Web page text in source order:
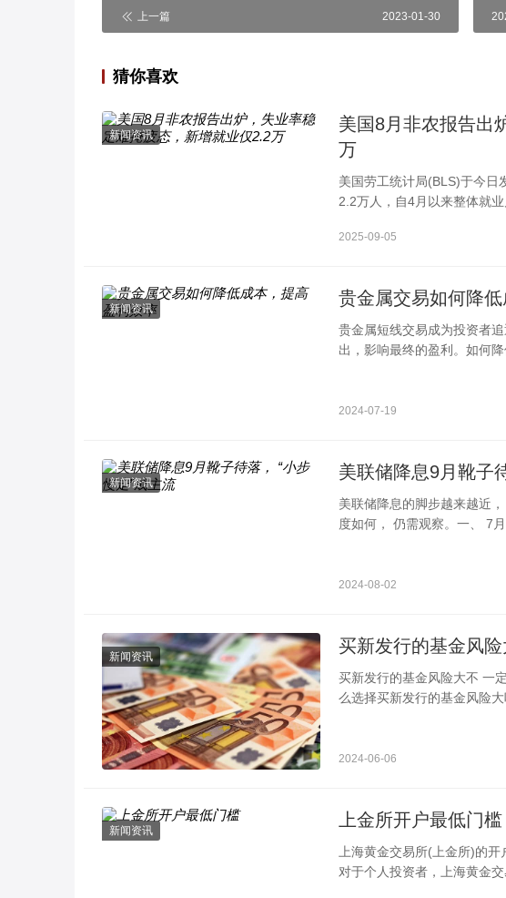
上一篇 2023-01-30
猜你喜欢
新闻资讯
美国8月非农报告出
万
美国劳工统计局(BLS)于今日
2.2万人，自4月以来整体就
2025-09-05
新闻资讯
贵金属交易如何降
贵金属短线交易成为投资者
出，影响最终的盈利。如何
2024-07-19
新闻资讯
美联储降息9月靴子
美联储降息的脚步越来越近
度如何， 仍需观察。一、 7
2024-08-02
新闻资讯
买新发行的基金风险大不 一定要注意这几点 投资基金时很多人会选择新发行的基金，那
么选择买新发行的基金风险
2024-06-06
新闻资讯
上金所开户最低门槛
上海黄金交易所(上金所)的
对于个人投资者，上海黄金